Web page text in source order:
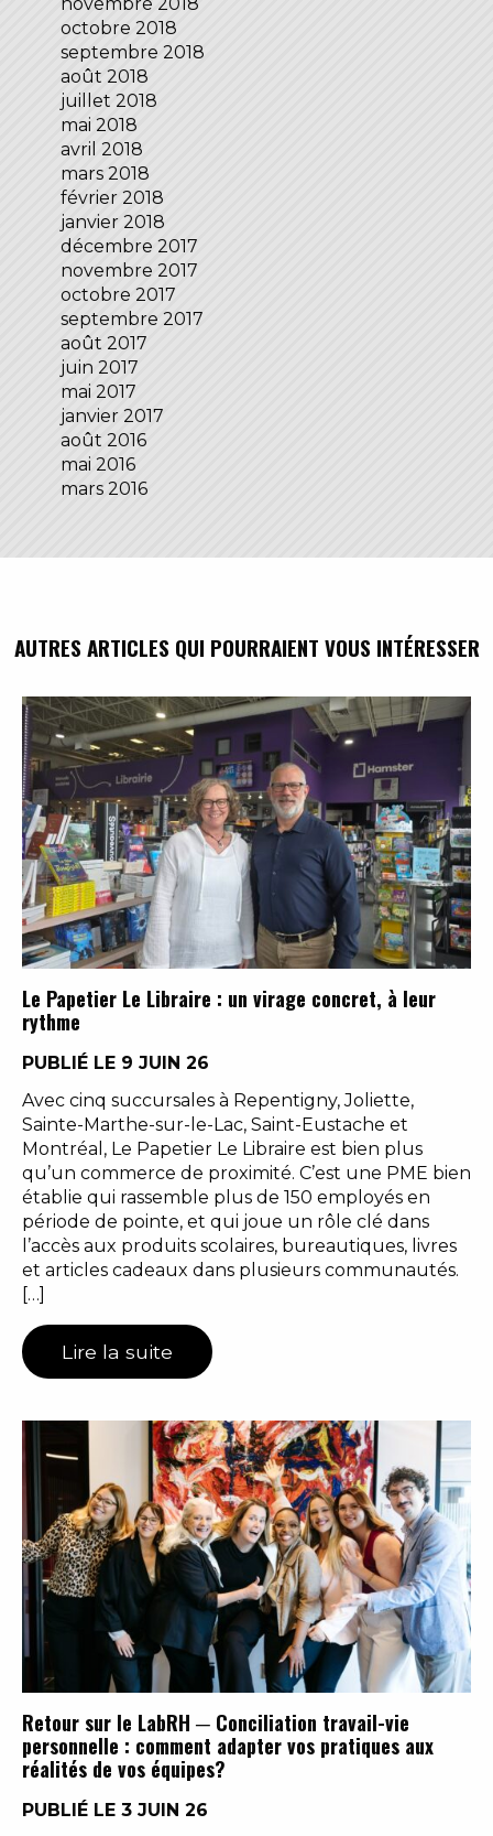
octobre 2018
septembre 2018
août 2018
juillet 2018
mai 2018
avril 2018
mars 2018
février 2018
janvier 2018
décembre 2017
novembre 2017
octobre 2017
septembre 2017
août 2017
juin 2017
mai 2017
janvier 2017
août 2016
mai 2016
mars 2016
AUTRES ARTICLES QUI POURRAIENT VOUS INTÉRESSER
Le Papetier Le Libraire : un virage concret, à leur
rythme
PUBLIÉ LE 9 JUIN 26
Avec cinq succursales à Repentigny, Joliette,
Sainte-Marthe-sur-le-Lac, Saint-Eustache et
Montréal, Le Papetier Le Libraire est bien plus
qu’un commerce de proximité. C’est une PME bien
établie qui rassemble plus de 150 employés en
période de pointe, et qui joue un rôle clé dans
l’accès aux produits scolaires, bureautiques, livres
et articles cadeaux dans plusieurs communautés.
[…]
Lire la suite
Retour sur le LabRH ─ Conciliation travail-vie
personnelle : comment adapter vos pratiques aux
réalités de vos équipes?
PUBLIÉ LE 3 JUIN 26